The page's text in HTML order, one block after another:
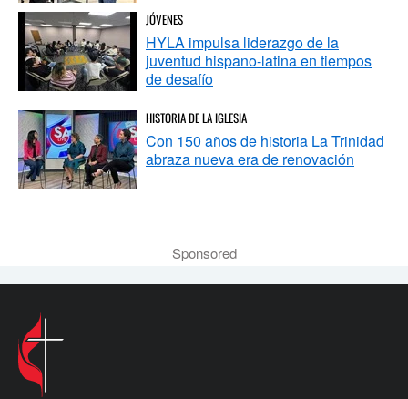
JÓVENES
HYLA impulsa liderazgo de la
juventud hispano-latina en tiempos
de desafío
HISTORIA DE LA IGLESIA
Con 150 años de historia La Trinidad
abraza nueva era de renovación
Sponsored